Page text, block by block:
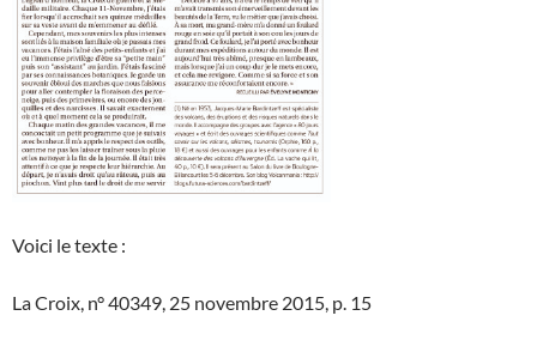
Voici le texte :
La Croix, n° 40349, 25 novembre 2015, p. 15